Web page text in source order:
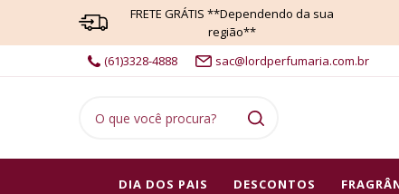
FRETE GRÁTIS **Dependendo da sua
região**
(61)3328-4888
sac@lordperfumaria.com.br
DIA DOS PAIS DESCONTOS